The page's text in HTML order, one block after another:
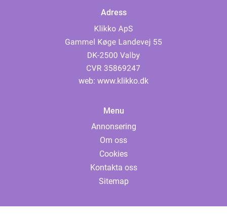
Adress
web: www.klikko.dk
Menu
Annonsering
Om oss
Cookies
Kontakta oss
Sitemap